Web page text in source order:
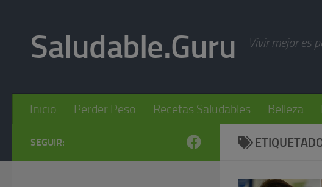
Saludable.Guru Vivir mejor es
Inicio Perder Peso Recetas Saludables Belleza
SEGUIR: